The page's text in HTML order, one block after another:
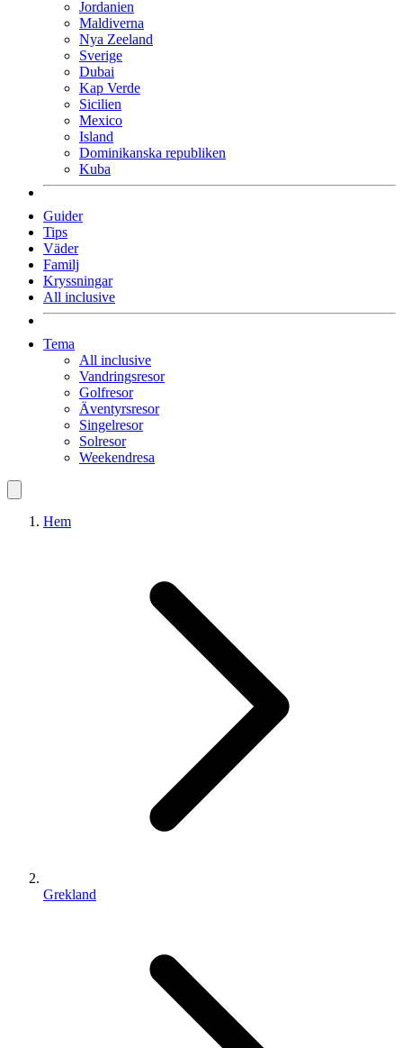
Jordanien
Maldiverna
Nya Zeeland
Sverige
Dubai
Kap Verde
Sicilien
Mexico
Island
Dominikanska republiken
Kuba
Guider
Tips
Väder
Familj
Kryssningar
All inclusive
Tema
All inclusive
Vandringsresor
Golfresor
Äventyrsresor
Singelresor
Solresor
Weekendresa
Hem
Grekland